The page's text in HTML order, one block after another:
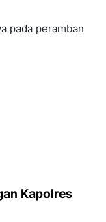
pada peramban
Kapolres